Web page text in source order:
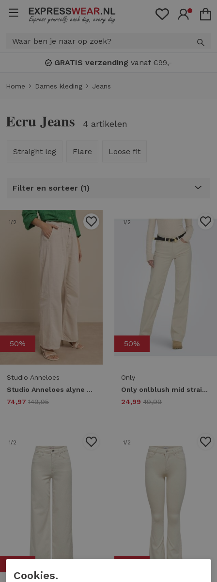
GRATIS verzending vanaf €99,-
Home Dames kleding Jeans
Ecru Jeans 4 artikelen
Straight leg Flare Loose fit
Filter en sorteer 1
1/2
50%
Studio Anneloes
Studio Anneloes alyne denim trousers 13781 Straight leg 1400 kit
74,97 149,95
1/2
50%
Only
Only onlblush mid straight dnm dot noos 15337793 Straight leg ecru
24,99 49,99
1/2 1/2
Cookies.